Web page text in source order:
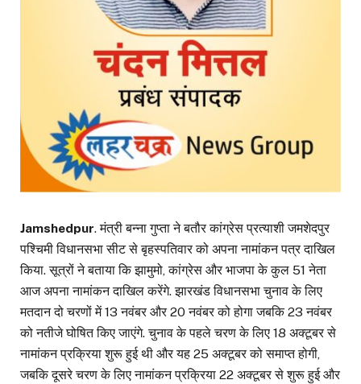
Jamshedpur. मंत्री बन्ना गुप्ता ने बतौर कांग्रेस प्रत्याशी जमशेदपुर
पश्चिमी विधानसभा सीट से बृहस्पतिवार को अपना नामांकन पत्र दाखिल
किया. सूत्रों ने बताया कि झामुमो, कांग्रेस और भाजपा के कुल 51 नेता
आज अपना नामांकन दाखिल करेंगे. झारखंड विधानसभा चुनाव के लिए
मतदान दो चरणों में 13 नवंबर और 20 नवंबर को होगा जबकि 23 नवंबर
को नतीजे घोषित किए जाएंगे. चुनाव के पहले चरण के लिए 18 अक्टूबर से
नामांकन प्रक्रिया शुरू हुई थी और यह 25 अक्टूबर को समाप्त होगी,
जबकि दूसरे चरण के लिए नामांकन प्रक्रिया 22 अक्टूबर से शुरू हुई और